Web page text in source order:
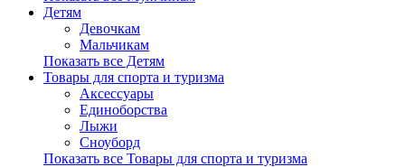
Детям
Девочкам
Мальчикам
Показать все Детям
Товары для спорта и туризма
Аксессуары
Единоборства
Лыжи
Сноуборд
Показать все Товары для спорта и туризма